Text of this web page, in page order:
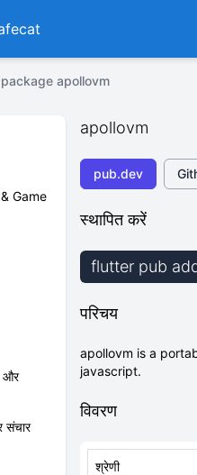
apollovm
Game
और
संचार
apollovm
pub.dev
स्थापित करें
flutter pub
परिचय
apollovm is a
javascript.
विवरण
श्रेणी